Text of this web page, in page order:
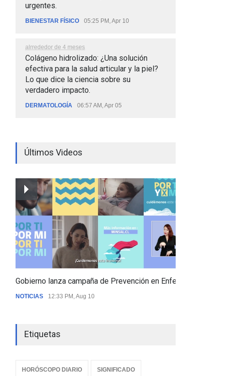
urgentes.
BIENESTAR FÍSICO 05:25 PM, Apr 10
alrrededor de 4 meses
Colágeno hidrolizado: ¿Una solución
efectiva para la salud articular y la piel?
Lo que dice la ciencia sobre su
verdadero impacto.
DERMATOLOGÍA 06:57 AM, Apr 05
Últimos Videos
Gobierno lanza campaña de Prevención en Enfermedades
NOTICIAS 12:33 PM, Aug 10
Etiquetas
HORÓSCOPO DIARIO SIGNIFICADO